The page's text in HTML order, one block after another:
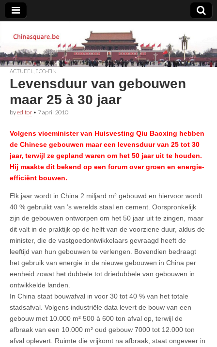
Chinasquare.be
ACTUEEL ECO-FIN
Levensduur van gebouwen
maar 25 à 30 jaar
byeditor • 7 april 2010
Volgens viceminister van Huisvesting Qiu Baoxing hebben
de Chinese gebouwen maar een levensduur van 25 tot 30
jaar, terwijl ze gepland waren om het 50 jaar uit te houden.
Hij maakte dit bekend op een forum over groen en energie-
efficiënt bouwen.
Elk jaar wordt in China 2 miljard m² gebouwd en hiervoor wordt
40 % gebruikt van ’s werelds staal en cement. Oorspronkelijk
zijn de gebouwen ontworpen om het 50 jaar uit te zingen, maar
dit valt in de praktijk op de helft van de voorziene duur, aldus de
minister, die de vastgoedontwikkelaars gevraagd heeft de
leeftijd van hun gebouwen te verlengen. Bovendien bedraagt
het gebruik van energie in de nieuwe gebouwen in China per
eenheid zowat het dubbele tot driedubbele van gebouwen in
ontwikkelde landen.
In China staat bouwafval in voor 30 tot 40 % van het totale
stadsafval. Volgens industriële data levert de bouw van een
gebouw met 10.000 m² 500 à 600 ton afval op, terwijl de
afbraak van een 10.000 m² oud gebouw 7000 tot 12.000 ton
afval oplevert. Ruimte die vrijkomt na afbraak, staat ongeveer in